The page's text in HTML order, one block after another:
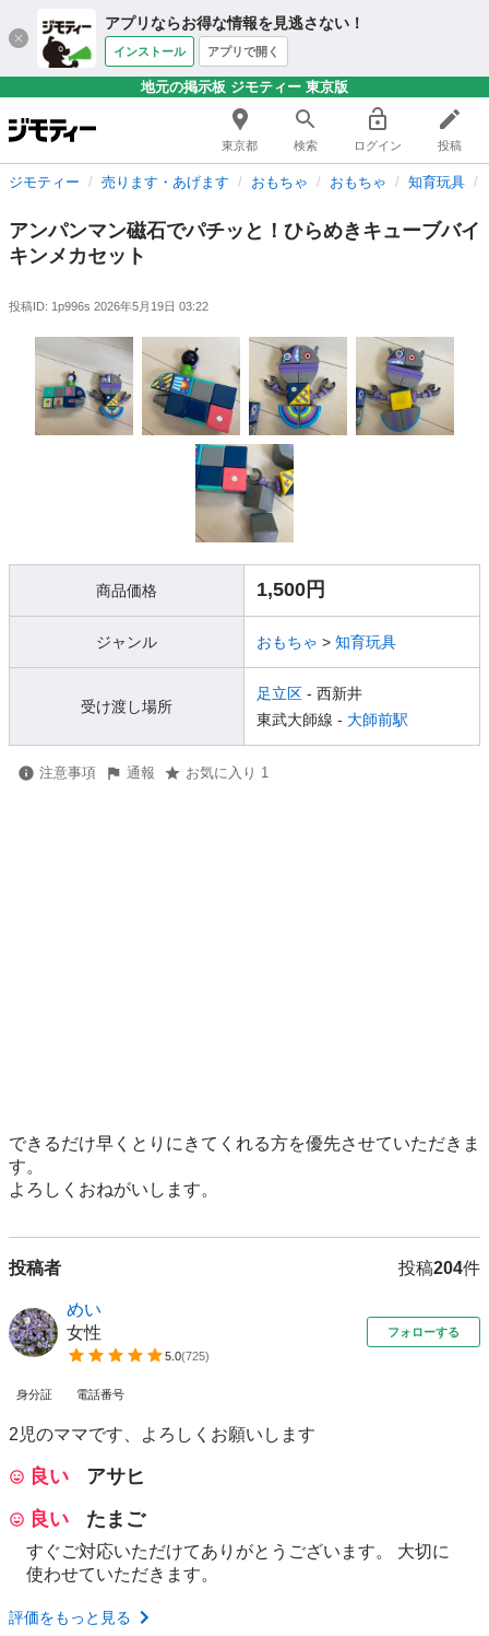
アプリならお得な情報を見逃さない！
インストール アプリで開く
地元の掲示板 ジモティー 東京版
東京都 検索 ログイン 投稿
ジモティー 売ります・あげます おもちゃ おもちゃ 知育玩具
アンパンマン磁石でパチッと！ひらめきキューブバイ
キンメカセット
投稿ID: 1p996s 2026年5月19日 03:22
商品価格 1,500円
ジャンル おもちゃ > 知育玩具
受け渡し場所
足立区 - 西新井
東武大師線 - 大師前駅
注意事項 通報 お気に入り 1
できるだけ早くとりにきてくれる方を優先させていただきま
す。
よろしくおねがいします。
投稿者 投稿204件
めい
女性
5.0(725)
フォローする
身分証 電話番号
2児のママです、よろしくお願いします
良い
アサヒ
良い
たまご
すぐご対応いただけてありがとうございます。 大切に
使わせていただきます。
評価をもっと見る